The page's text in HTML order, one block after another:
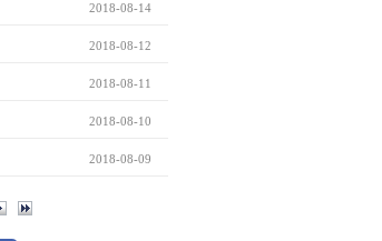
2018-08-14
2018-08-12
2018-08-11
2018-08-10
2018-08-09